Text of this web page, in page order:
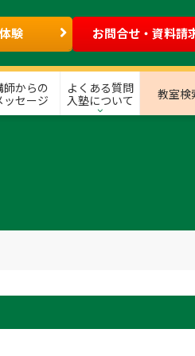
験 お問合せ・資料請
師からの
ッセージ
よくある質問
入塾について
教室検